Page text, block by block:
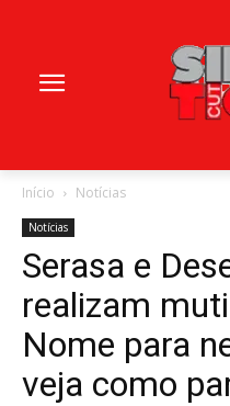
Início Notícias
Notícias
Serasa e
realizam
Nome para
veja como